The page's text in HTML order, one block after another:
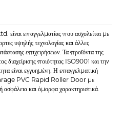
επαγγελματίας που ασχολείται με
υψηλής τεχνολογίας και άλλες
επιχειρήσεων. Τα προϊόντα της
διαχείρισης ποιότητας ISO9001 και την
είναι εγγυημένη. Η επαγγελματική
PVC Rapid Roller Door με
ασφάλεια και όμορφα χαρακτηριστικά.